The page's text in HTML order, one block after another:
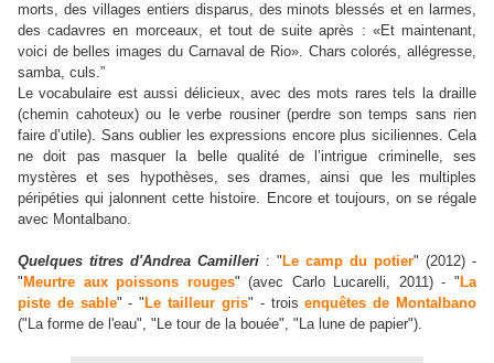
morts, des villages entiers disparus, des minots blessés et en larmes,
des cadavres en morceaux, et tout de suite après : «Et maintenant,
voici de belles images du Carnaval de Rio». Chars colorés, allégresse,
samba, culs.”
Le vocabulaire est aussi délicieux, avec des mots rares tels la draille
(chemin cahoteux) ou le verbe rousiner (perdre son temps sans rien
faire d’utile). Sans oublier les expressions encore plus siciliennes. Cela
ne doit pas masquer la belle qualité de l’intrigue criminelle, ses
mystères et ses hypothèses, ses drames, ainsi que les multiples
péripéties qui jalonnent cette histoire. Encore et toujours, on se régale
avec Montalbano.
Quelques titres d'Andrea Camilleri : " Le camp du potier" (2012) -
" Meurtre aux poissons rouges" (avec Carlo Lucarelli, 2011) - " La
piste de sable" - " Le tailleur gris" - troisenquêtes de Montalbano
("La forme de l'eau", "Le tour de la bouée", "La lune de papier").